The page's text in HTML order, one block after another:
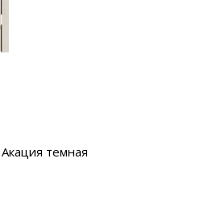
Акация темная